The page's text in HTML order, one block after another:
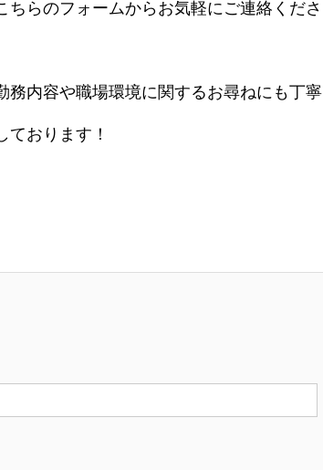
らのフォームからお気軽にご連絡くださ
内容や職場環境に関するお尋ねにも丁寧
おります！